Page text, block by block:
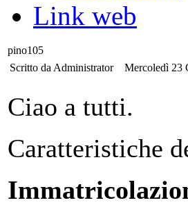
Link web
pino105
Scritto da Administrator
Mercoledì 23
Ciao a tutti.
Caratteristiche